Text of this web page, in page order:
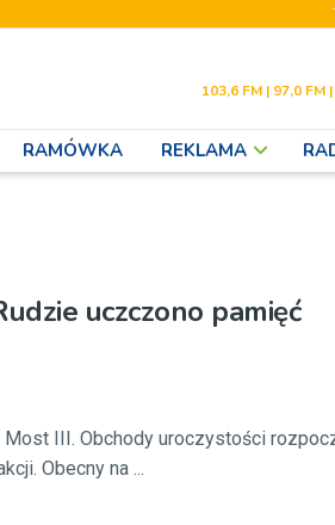
103,6 FM | 97,0 FM
RAMÓWKA REKLAMA
uczczono pamięć
III. Obchody uroczystości
Obecny na ...